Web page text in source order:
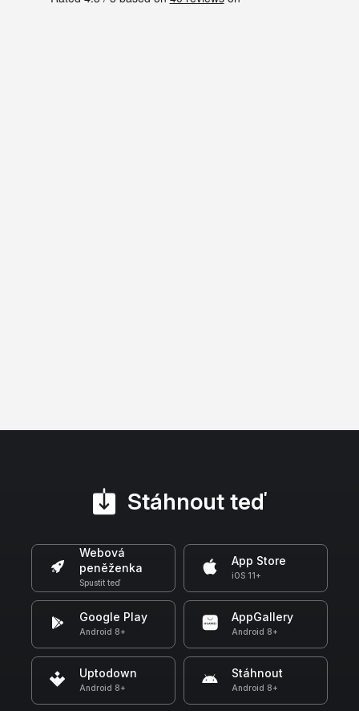
Stáhnout teď
Webová
peněženka
Spustit teď
App Store
iOS 11+
Google Play
Android 8+
AppGallery
Android 8+
Uptodown
Android 8+
Stáhnout
Android 8+